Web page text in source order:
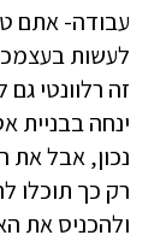
עבודה- אתם
לעשות
זה רלוונטי גם
ינחה בבניית
נכון, אבל
רק כך תוכלו
ולהכניס את